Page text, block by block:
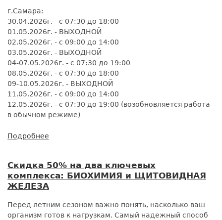
г.Самара:
30.04.2026г. - с 07:30 до 18:00
01.05.2026г. - ВЫХОДНОЙ
02.05.2026г. - с 09:00 до 14:00
03.05.2026г. - ВЫХОДНОЙ
04-07.05.2026г. - с 07:30 до 19:00
08.05.2026г. - с 07:30 до 18:00
09-10.05.2026г. - ВЫХОДНОЙ
11.05.2026г. - с 09:00 до 14:00
12.05.2026г. - с 07:30 до 19:00 (возобновляется работа
в обычном режиме)
Подробнее
в
мае?
на
Скидка 50% на два ключевых
комплекса: БИОХИМИЯ и ЩИТОВИДНАЯ
ЖЕЛЕЗА
Перед летним сезоном важно понять, насколько ваш
организм готов к нагрузкам. Самый надежный способ